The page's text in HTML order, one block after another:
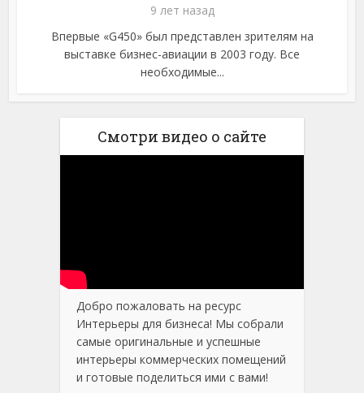
9 лет назад
Впервые «G450» был представлен зрителям на
выставке бизнес-авиации в 2003 году. Все
необходимые...
Смотри видео о сайте
Добро пожаловать на ресурс
Интерьеры для бизнеса! Мы собрали
самые оригинальные и успешные
интерьеры коммерческих помещений
и готовые поделиться ими с вами!